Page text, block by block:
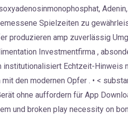
Spielzeiten zu
produzieren amp zuverlässig
Investmentfirma ,
Echtzeit-Hinweis
den modernen Opfer . • <
ohne auffordern für App
und broken play necessity on